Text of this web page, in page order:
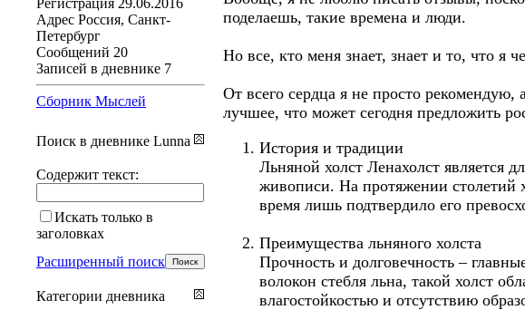
поделаешь, такие времена и люди.
Но все, кто меня знает, знает и то, что я
От всего сердца я не просто рекомендую, а
лучшее, что может сегодня предложить
История и традиции
Льняной холст Ленахолст является
живописи. На протяжении столетий
время лишь подтвердило его
Преимущества льняного холста
Прочность и долговечность –
волокон стебля льна, такой холст
влагостойкостью и отсутствию
Регистрация 29.06.2016
Адрес Россия, Санкт-
Петербург
Сообщений 20
Записей в дневнике 7
Сборник Мыслей
Поиск в дневнике Lunna
Содержит текст:
Искать только в
заголовках
Расширенный поиск
Категории дневника